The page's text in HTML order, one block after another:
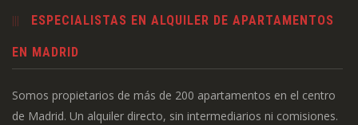
ESPECIALISTAS EN ALQUILER DE APARTAMENTOS
EN MADRID
Somos propietarios de más de 200 apartamentos en el centro
de Madrid. Un alquiler directo, sin intermediarios ni comisiones.